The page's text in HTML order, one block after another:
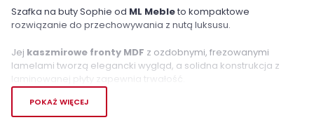
Szafka na buty Sophie od ML Mebleto kompaktowe
rozwiązanie do przechowywania z nutą luksusu.
Jej kaszmirowe fronty MDF z ozdobnymi, frezowanymi
lamelami tworzą elegancki wygląd, a solidna konstrukcja z
laminowanej płyty zapewnia trwałość.
Szuflada i pojemna przestrzeń
przechowywanie wielu rzeczy, a
POKAŻ WIĘCEJ